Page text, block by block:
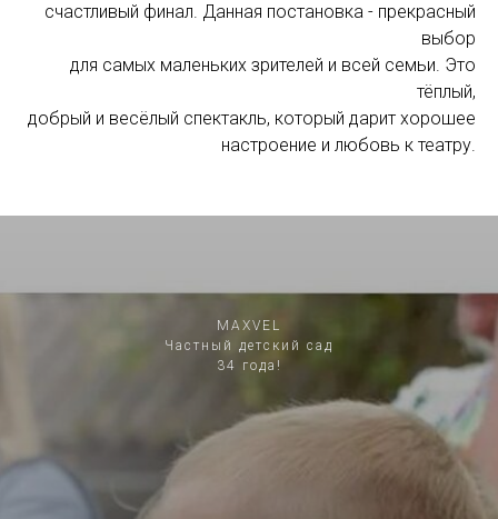
счастливый финал. Данная постановка - прекрасный
выбор
для самых маленьких зрителей и всей семьи. Это
тёплый,
добрый и весёлый спектакль, который дарит хорошее
настроение и любовь к театру.
MAXVEL
Частный детский сад
34 года!